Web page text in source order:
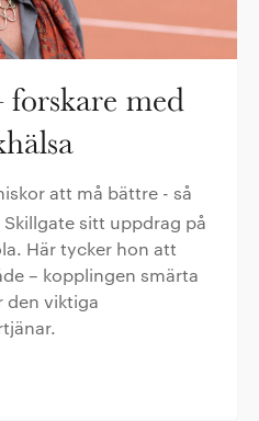
forskare med
att må bättre - så
sitt uppdrag på
Här tycker hon att
– kopplingen smärta
den viktiga